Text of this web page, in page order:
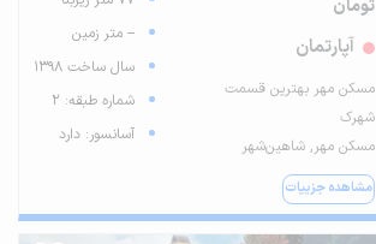
تومان
آپارتمان
مسکن مهر بهترین قسمت
شهرک
مسکن مهر, شاهین‌شهر
مشاهده جزییات
-- متر زمین
سال ساخت 1398
شماره طبقه: 2
آسانسور: دارد